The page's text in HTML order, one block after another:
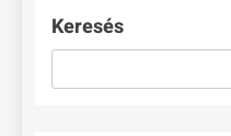
Keresés